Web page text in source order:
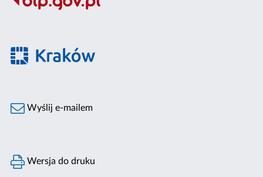
Wyślij e-mailem
Wersja do druku